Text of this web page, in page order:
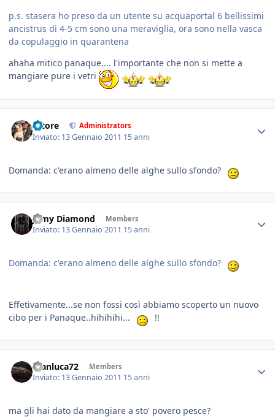
p.s. stasera ho preso da un utente su acquaportal 6 bellissimi
ancistrus di 4-5 cm sono una meraviglia, ora sono nella vasca
da copulaggio in quarantena
ahaha mitico panaque.... l'importante che non si mette a
mangiare pure i vetri
tatore Administrators
Inviato: 13 Gennaio 2011 15 anni
Domanda: c'erano almeno delle alghe sullo sfondo?
Jamy Diamond Members
Inviato: 13 Gennaio 2011 15 anni
Domanda: c'erano almeno delle alghe sullo sfondo?
Effetivamente...se non fossi così abbiamo scoperto un nuovo
cibo per i Panaque..hihihihi...
!!
Gianluca72 Members
Inviato: 13 Gennaio 2011 15 anni
ma gli hai dato da mangiare a sto' povero pesce?